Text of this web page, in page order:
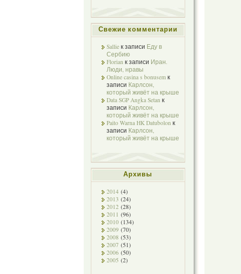
Свежие комментарии
Sallieк записи Еду в
Сербию
Florianк записи Иран.
Люди, нравы
Online casina s bonusemк
записи Карлсон,
который живёт на крыше
Data SGP Angka Setanк
записи Карлсон,
который живёт на крыше
Paito Warna HK Datubolonк
записи Карлсон,
который живёт на крыше
Архивы
2014(4)
2013 (24)
2012 (28)
2011 (96)
2010(134)
2009(70)
2008 (53)
2007 (51)
2006(50)
2005 (2)